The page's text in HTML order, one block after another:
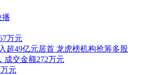
播
万元
超49亿元居首 龙虎榜机构抢筹多股
成交金额272万元
元